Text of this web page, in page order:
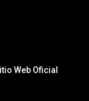
Web Oficial